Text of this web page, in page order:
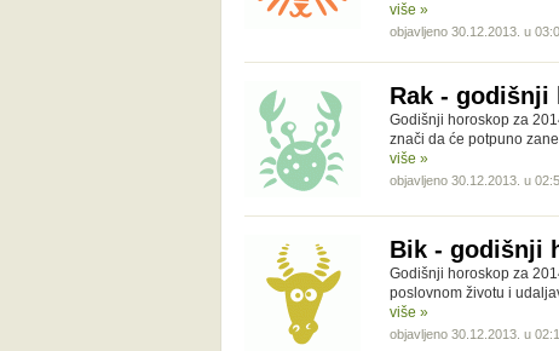
više »
objavljeno 30.12.2013. u
Rak - godišnji
Godišnji horoskop za
znači da će potpuno
više »
objavljeno 30.12.2013. u
Bik - godišnji
Godišnji horoskop za
poslovnom životu i
više »
objavljeno 30.12.2013. u